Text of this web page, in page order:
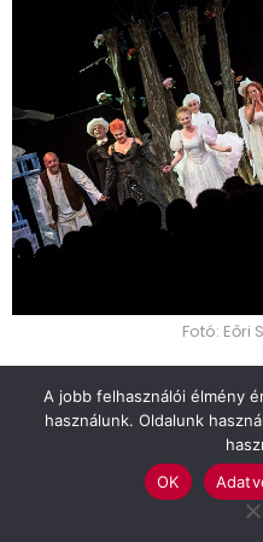
Fotó: Eőri
Az Nyárasdi Színházi
a szarvasi Cervinus
musical után most két
némi pluszt a csallóközi
A jobb felhasználói élmény
használunk. Oldalunk
OK